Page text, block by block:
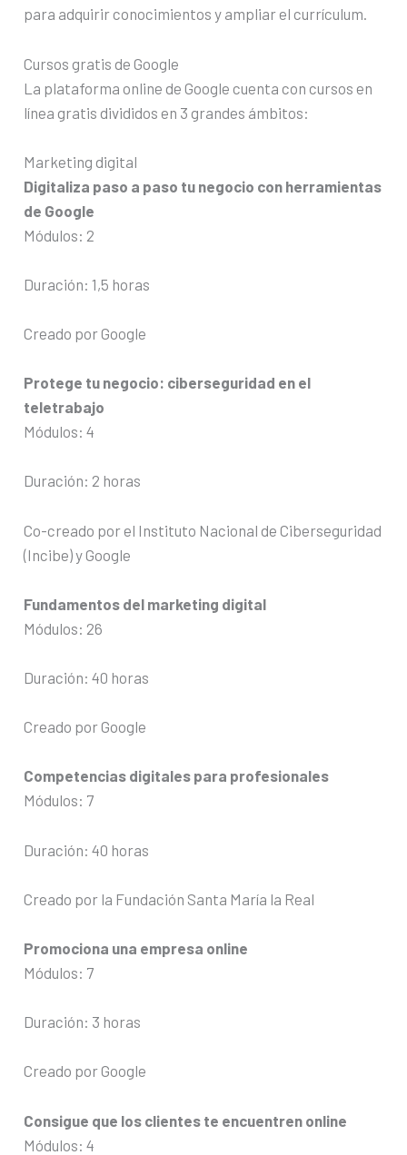
para adquirir conocimientos y ampliar el currículum.
Cursos gratis de Google
La plataforma online de Google cuenta con cursos en
línea gratis divididos en 3 grandes ámbitos:
Marketing digital
Digitaliza paso a paso tu negocio con herramientas
de Google
Módulos: 2
Duración: 1,5 horas
Creado por Google
Protege tu negocio: ciberseguridad en el
teletrabajo
Módulos: 4
Duración: 2 horas
Co-creado por el Instituto Nacional de Ciberseguridad
(Incibe) y Google
Fundamentos del marketing digital
Módulos: 26
Duración: 40 horas
Creado por Google
Competencias digitales para profesionales
Módulos: 7
Duración: 40 horas
Creado por la Fundación Santa María la Real
Promociona una empresa online
Módulos: 7
Duración: 3 horas
Creado por Google
Consigue que los clientes te encuentren online
Módulos: 4